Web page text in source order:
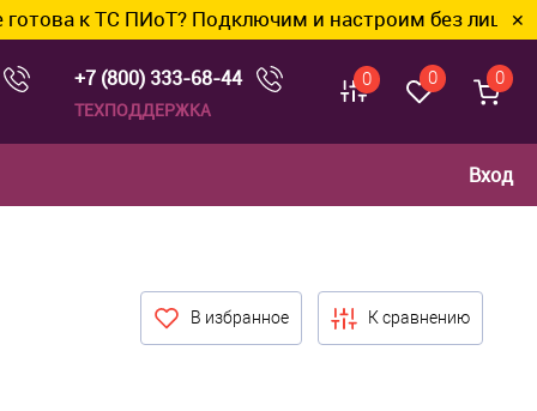
ПИоТ? Подключим и настроим без лишних хлопот. ✕
+7 (800) 333-68-44
ТЕХПОДДЕРЖКА
0 0 0
Вход
В избранное К сравнению